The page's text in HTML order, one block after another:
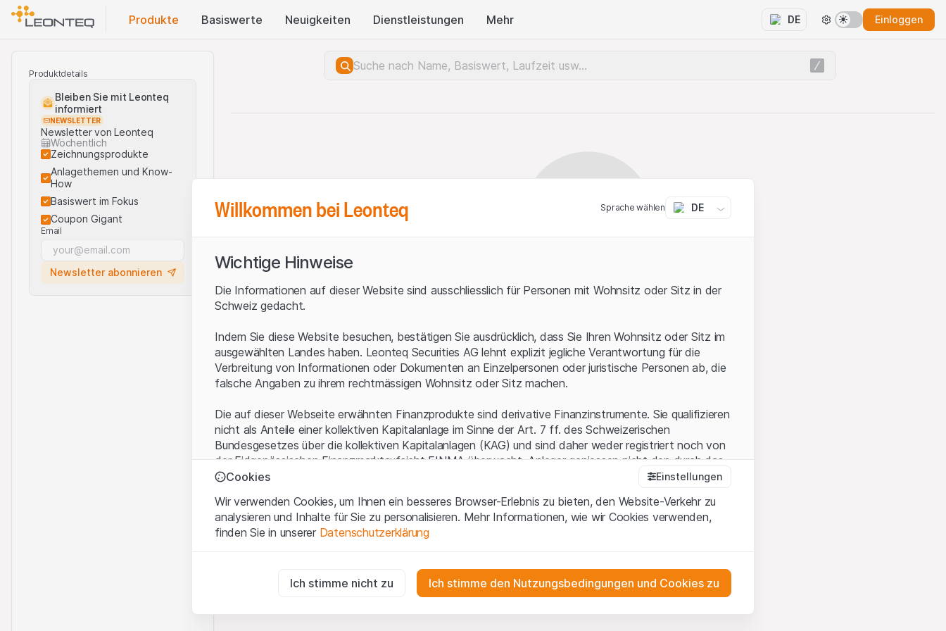
Produkte Basis​werte Neuigkeiten Dienstleistungen Mehr DE Einloggen
Produktdetails
Bleiben Sie mit Leonteq
informiert
NEWSLETTER
Newsletter von Leonteq
Wöchentlich
Zeichnungsprodukte
Anlagethemen und Know-
How
Basiswert im Fokus
Coupon Gigant
Email
Newsletter abonnieren
Willkommen bei Leonteq Sprache wählen DE
Wichtige Hinweise
Die Informationen auf dieser Website sind ausschliesslich für Personen mit Wohnsitz oder Sitz in der
Schweiz gedacht.
Indem Sie diese Website besuchen, bestätigen Sie ausdrücklich, dass Sie Ihren Wohnsitz oder Sitz im
ausgewählten Landes haben. Leonteq Securities AG lehnt explizit jegliche Verantwortung für die
Verbreitung von Informationen oder Dokumenten an Einzelpersonen oder juristische Personen ab, die
falsche Angaben zu ihrem rechtmässigen Wohnsitz oder Sitz machen.
Die auf dieser Webseite erwähnten Finanzprodukte sind derivative Finanzinstrumente. Sie qualifizieren
nicht als Anteile einer kollektiven Kapitalanlage im Sinne der Art. 7 ff. des Schweizerischen
Bundesgesetzes über die kollektiven Kapitalanlagen (KAG) und sind daher weder registriert noch von
der Eidgenössischen Finanzmarktaufsicht FINMA überwacht. Anleger geniessen nicht den durch das
KAG vermittelten spezifischen Anlegerschutz.
Anwendungsbedingungen und rechtliche Informationen
Mit dem Zugriff auf diese Website der Leonteq Securities AG (die "Website") erklären Sie, dass Sie die
rechtlichen Informationen und die wichtigen Hinweise und
Sämtliche Immaterialgüterrechte (wie z.B. Urheber¬, Design¬ und Markenrechte) an dem auf der
Cookies Einstellungen
Wir verwenden Cookies, um Ihnen ein besseres Browser-Erlebnis zu bieten, den Website-Verkehr zu
analysieren und Inhalte für Sie zu personalisieren. Mehr Informationen, wie wir Cookies verwenden,
finden Sie in unserer Datenschutzerklärung
Diese Cookies sind für die Website erforderlich und können nicht deaktiviert werden.
Ich stimme nicht zu Ich stimme den Nutzungsbedingungen und Cookies zu